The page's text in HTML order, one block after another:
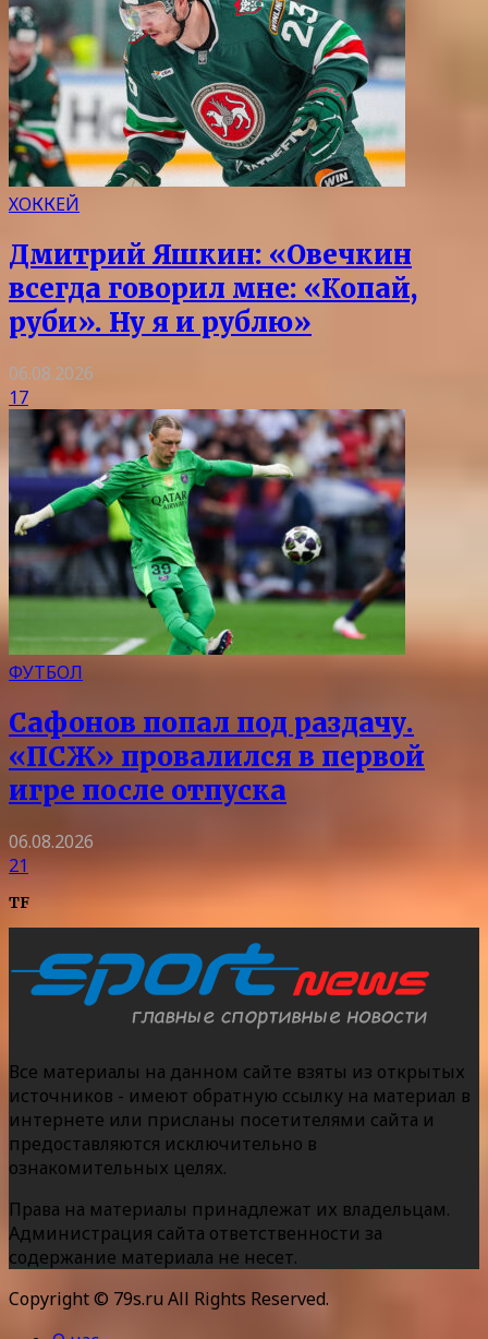
ХОККЕЙ
Дмитрий Яшкин: «Овечкин
всегда говорил мне: «Копай,
руби». Ну я и рублю»
06.08.2026
17
ФУТБОЛ
Сафонов попал под раздачу.
«ПСЖ» провалился в первой
игре после отпуска
06.08.2026
21
TF
Все материалы на данном сайте взяты из открытых
источников - имеют обратную ссылку на материал в
интернете или присланы посетителями сайта и
предоставляются исключительно в
ознакомительных целях.
Права на материалы принадлежат их владельцам.
Администрация сайта ответственности за
содержание материала не несет.
Copyright © 79s.ru All Rights Reserved.